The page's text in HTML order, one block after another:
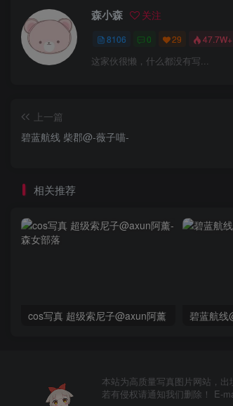
森小森 关注
8106 0 29 47.7W+
这家伙很懒，什么都没有写...
上一篇
碧蓝航线 柴郡@-薇子喵-
相关推荐
cos写真 超级索尼子@axun阿薰 碧蓝航线
本站为高质量写真图片网站，出
若有侵权请通知我们删除！ E-